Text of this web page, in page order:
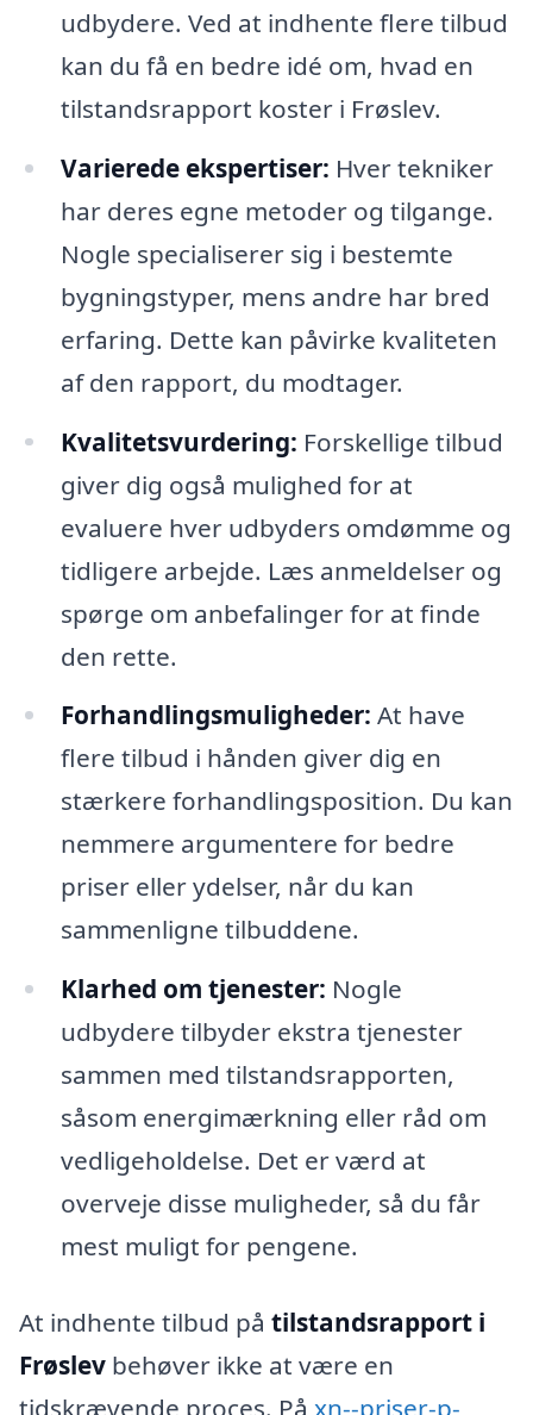
udbydere. Ved at indhente flere tilbud
kan du få en bedre idé om, hvad en
tilstandsrapport koster i Frøslev.
Varierede ekspertiser: Hver tekniker
har deres egne metoder og tilgange.
Nogle specialiserer sig i bestemte
bygningstyper, mens andre har bred
erfaring. Dette kan påvirke kvaliteten
af den rapport, du modtager.
Kvalitetsvurdering: Forskellige tilbud
giver dig også mulighed for at
evaluere hver udbyders omdømme og
tidligere arbejde. Læs anmeldelser og
spørge om anbefalinger for at finde
den rette.
Forhandlingsmuligheder: At have
flere tilbud i hånden giver dig en
stærkere forhandlingsposition. Du kan
nemmere argumentere for bedre
priser eller ydelser, når du kan
sammenligne tilbuddene.
Klarhed om tjenester: Nogle
udbydere tilbyder ekstra tjenester
sammen med tilstandsrapporten,
såsom energimærkning eller råd om
vedligeholdelse. Det er værd at
overveje disse muligheder, så du får
mest muligt for pengene.
At indhente tilbud på tilstandsrapport i
Frøslev behøver ikke at være en
tidskrævende proces. På xn--priser-p-